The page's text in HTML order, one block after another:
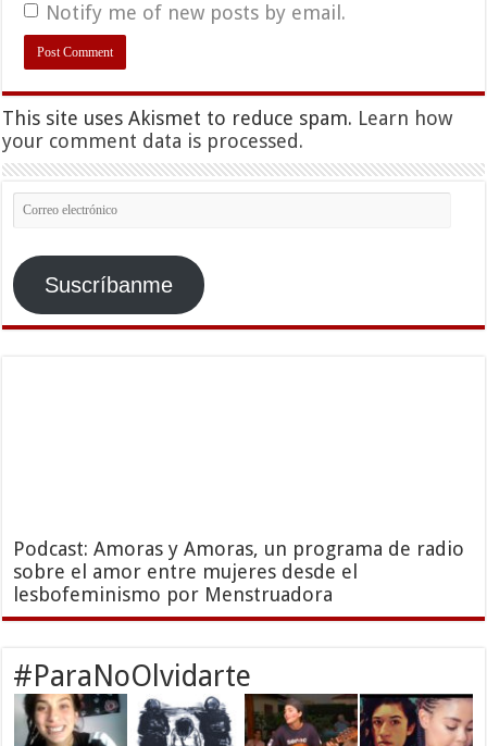
Notify me of new posts by email.
This site uses Akismet to reduce spam. Learn how
your comment data is processed.
Correo
electrónico
Suscríbanme
Podcast: Amoras y Amoras, un programa de radio
sobre el amor entre mujeres desde el
lesbofeminismo por Menstruadora
#ParaNoOlvidarte